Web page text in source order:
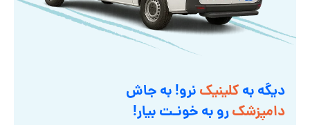
دیگه بهکلینیکنرو! به جاش
دامپزشکرو به خونـت بیار!